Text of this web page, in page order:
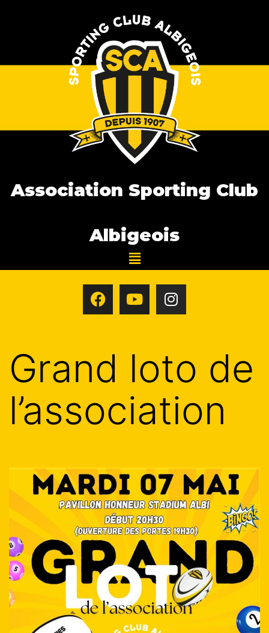
Association Sporting Club
Albigeois
Grand loto de
l’association